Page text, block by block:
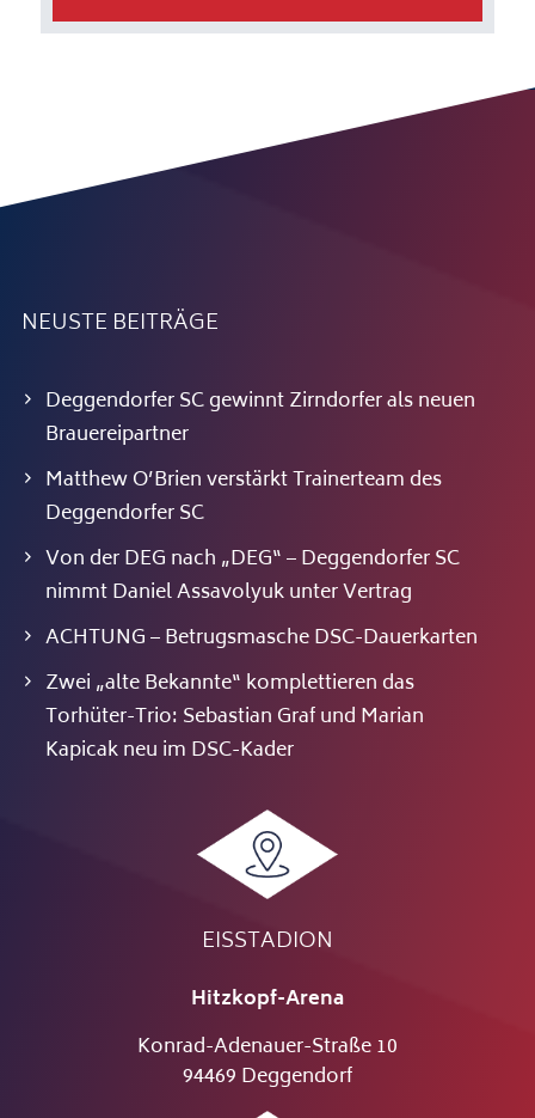
NEUSTE BEITRÄGE
Deggendorfer SC gewinnt Zirndorfer als neuen
Brauereipartner
Matthew O’Brien verstärkt Trainerteam des
Deggendorfer SC
Von der DEG nach „DEG“ – Deggendorfer SC
nimmt Daniel Assavolyuk unter Vertrag
ACHTUNG – Betrugsmasche DSC-Dauerkarten
Zwei „alte Bekannte“ komplettieren das
Torhüter-Trio: Sebastian Graf und Marian
Kapicak neu im DSC-Kader
EISSTADION
Hitzkopf-Arena
Konrad-Adenauer-Straße 10
94469 Deggendorf